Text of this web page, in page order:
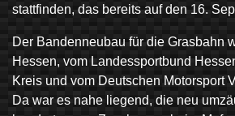
stattfinden, das bereits auf den 16.
Der Bandenneubau für die Grasbahn
Hessen, vom Landessportbund
Kreis und vom Deutschen Motorsport
Da war es nahe liegend, die neu